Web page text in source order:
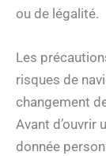
ou de légalité.
Les
risques de
changement
Avant d’ouvrir
donnée